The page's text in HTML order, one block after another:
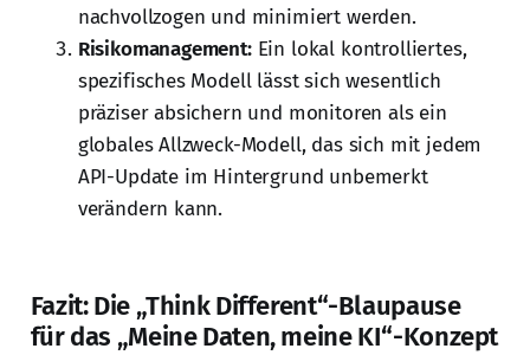
nachvollzogen und minimiert werden.
Risikomanagement:Ein lokal kontrolliertes,
spezifisches Modell lässt sich wesentlich
präziser absichern und monitoren als ein
globales Allzweck-Modell, das sich mit jedem
API-Update im Hintergrund unbemerkt
verändern kann.
Fazit: Die „Think Different“-Blaupause
für das „Meine Daten, meine KI“-Konzept